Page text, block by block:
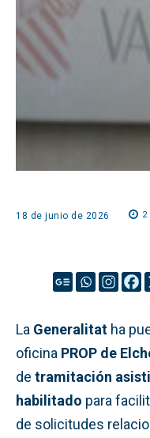
18 de junio de 2026 2
La Generalitat ha
oficina PROP de
de tramitación
habilitado para
de solicitudes